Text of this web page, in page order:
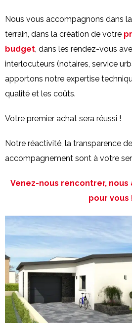
Nous vous accompagnons dans
terrain, dans la création de votre
budget, dans les rendez-vous
interlocuteurs (notaires, service
apportons notre expertise
qualité et les coûts.
Votre premier achat sera réussi !
Notre réactivité, la transparence
accompagnement sont à votre
Venez-nous rencontrer, nous
pour vous